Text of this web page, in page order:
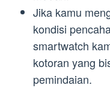
Jika kamu
kondisi
smartwatch
kotoran yang
pemindaian.